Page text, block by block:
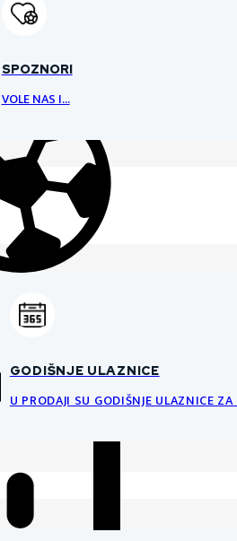
SPOZNORI
VOLE NAS I…
GODIŠNJE ULAZNICE
U PRODAJI SU GODIŠNJE ULAZNICE